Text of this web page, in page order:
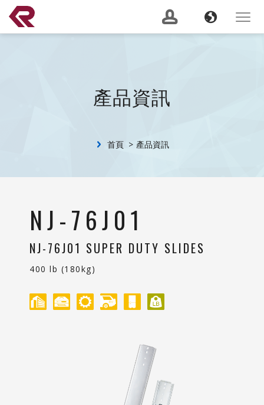
南俊國際股份有限公司 。 REPON SLIDES
Navigation
Toggle
CSR
Language
Server Slide 200 lbs
NJ-76J01
NJ-76J01 SUPER DUTY SLIDES
400 lb (180kg)
Content
產品資訊
首頁 產品資訊